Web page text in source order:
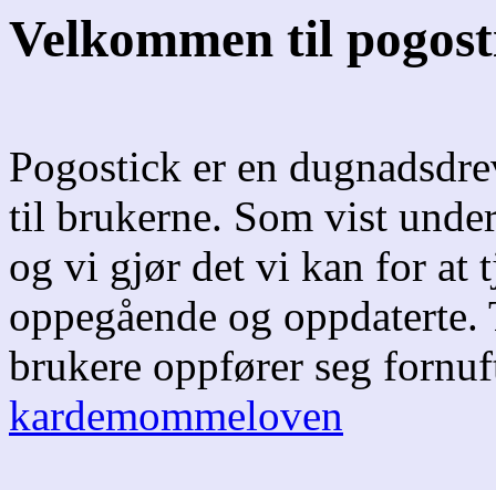
Velkommen til
Pogostick er en
til brukerne. Som vist
og vi gjør det vi kan for at
oppegående og
brukere oppfører seg
kardemommeloven